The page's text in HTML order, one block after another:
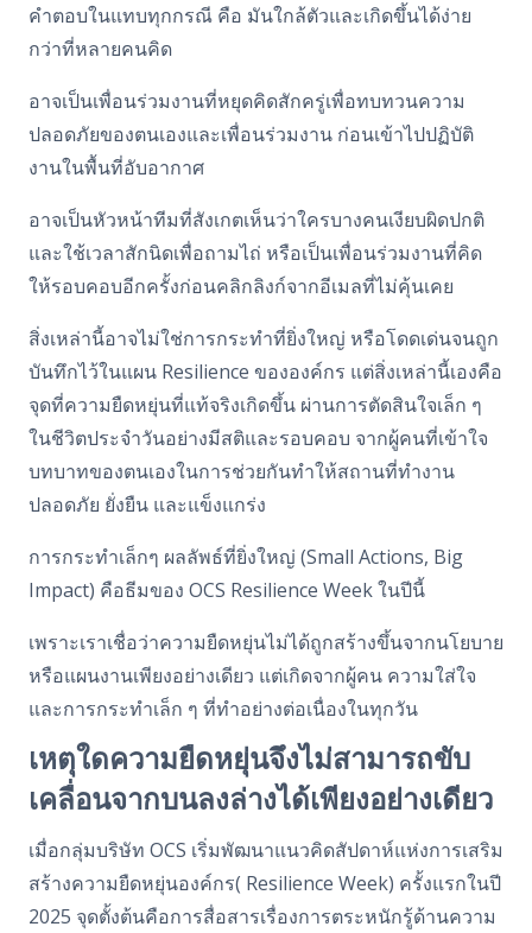
คำตอบในแทบทุกกรณี คือ มันใกล้ตัวและเกิดขึ้นได้ง่าย
กว่าที่หลายคนคิด
อาจเป็นเพื่อนร่วมงานที่หยุดคิดสักครู่เพื่อทบทวนความ
ปลอดภัยของตนเองและเพื่อนร่วมงาน ก่อนเข้าไปปฏิบัติ
งานในพื้นที่อับอากาศ
อาจเป็นหัวหน้าทีมที่สังเกตเห็นว่าใครบางคนเงียบผิดปกติ
และใช้เวลาสักนิดเพื่อถามไถ่ หรือเป็นเพื่อนร่วมงานที่คิด
ให้รอบคอบอีกครั้งก่อนคลิกลิงก์จากอีเมลที่ไม่คุ้นเคย
สิ่งเหล่านี้อาจไม่ใช่การกระทำที่ยิ่งใหญ่ หรือโดดเด่นจนถูก
บันทึกไว้ในแผน Resilience ขององค์กร แต่สิ่งเหล่านี้เองคือ
จุดที่ความยืดหยุ่นที่แท้จริงเกิดขึ้น ผ่านการตัดสินใจเล็ก ๆ
ในชีวิตประจำวันอย่างมีสติและรอบคอบ จากผู้คนที่เข้าใจ
บทบาทของตนเองในการช่วยกันทำให้สถานที่ทำงาน
ปลอดภัย ยั่งยืน และแข็งแกร่ง
การกระทำเล็กๆ ผลลัพธ์ที่ยิ่งใหญ่ (Small Actions, Big
Impact) คือธีมของ OCS Resilience Week ในปีนี้
เพราะเราเชื่อว่าความยืดหยุ่นไม่ได้ถูกสร้างขึ้นจากนโยบาย
หรือแผนงานเพียงอย่างเดียว แต่เกิดจากผู้คน ความใส่ใจ
และการกระทำเล็ก ๆ ที่ทำอย่างต่อเนื่องในทุกวัน
เหตุใดความยืดหยุ่นจึงไม่สามารถขับ
เคลื่อนจากบนลงล่างได้เพียงอย่างเดียว
เมื่อกลุ่มบริษัท OCS เริ่มพัฒนาแนวคิดสัปดาห์แห่งการเสริม
สร้างความยืดหยุ่นองค์กร( Resilience Week) ครั้งแรกในปี
2025 จุดตั้งต้นคือการสื่อสารเรื่องการตระหนักรู้ด้านความ